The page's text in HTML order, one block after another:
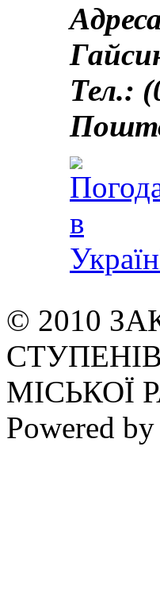
Тел.:
© 2010
МІСЬКОЇ
Powered by